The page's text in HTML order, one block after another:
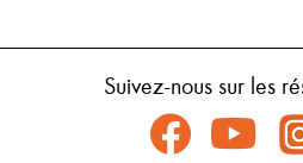
Suivez-nous sur les